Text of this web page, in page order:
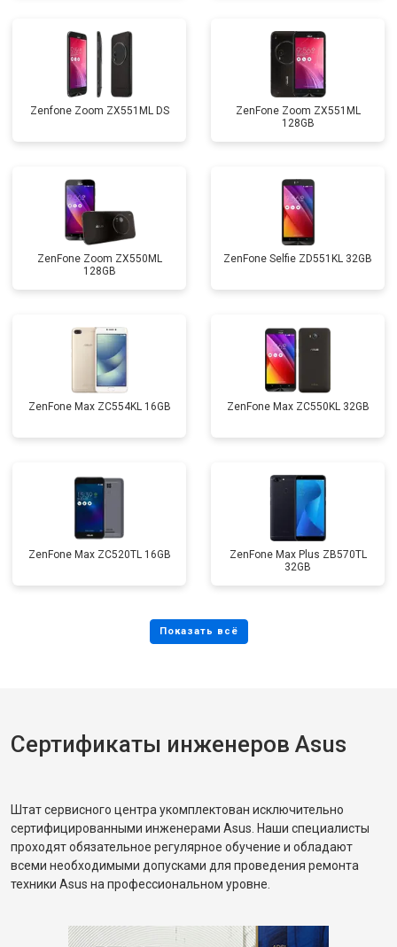
Zenfone Zoom ZX551ML DS
ZenFone Zoom ZX551ML
128GB
ZenFone Zoom ZX550ML
128GB
ZenFone Selfie ZD551KL 32GB
ZenFone Max ZC554KL 16GB ZenFone Max ZC550KL 32GB
ZenFone Max ZC520TL 16GB
ZenFone Max Plus ZB570TL
32GB
Сертификаты инженеров Asus
Штат сервисного центра укомплектован исключительно
сертифицированными инженерами Asus. Наши специалисты
проходят обязательное регулярное обучение и обладают
всеми необходимыми допусками для проведения ремонта
техники Asus на профессиональном уровне.